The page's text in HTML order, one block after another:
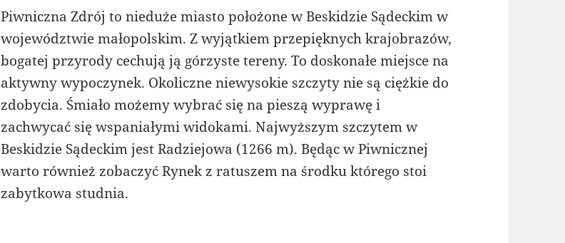
Piwniczna Zdrój to nieduże miasto położone w Beskidzie Sądeckim w
województwie małopolskim. Z wyjątkiem przepięknych krajobrazów,
bogatej przyrody cechują ją górzyste tereny. To doskonałe miejsce na
aktywny wypoczynek. Okoliczne niewysokie szczyty nie są ciężkie do
zdobycia. Śmiało możemy wybrać się na pieszą wyprawę i
zachwycać się wspaniałymi widokami. Najwyższym szczytem w
Beskidzie Sądeckim jest Radziejowa (1266 m). Będąc w Piwnicznej
warto również zobaczyć Rynek z ratuszem na środku którego stoi
zabytkowa studnia.